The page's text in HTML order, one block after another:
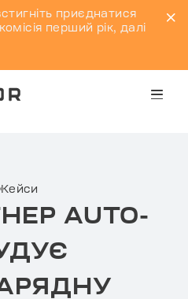
приєднатися
перший рік, далі
Кейси
AUTO-